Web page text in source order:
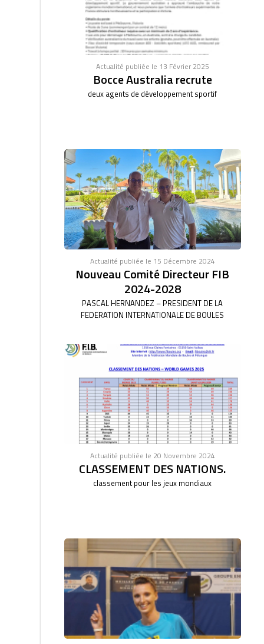
Actualité publiée le 13 Février 2025
Bocce Australia recrute
deux agents de développement sportif
Actualité publiée le 15 Décembre 2024
Nouveau Comité Directeur FIB
2024-2028
PASCAL HERNANDEZ – PRESIDENT DE LA
FEDERATION INTERNATIONALE DE BOULES
Actualité publiée le 20 Novembre 2024
CLASSEMENT DES NATIONS.
classement pour les jeux mondiaux